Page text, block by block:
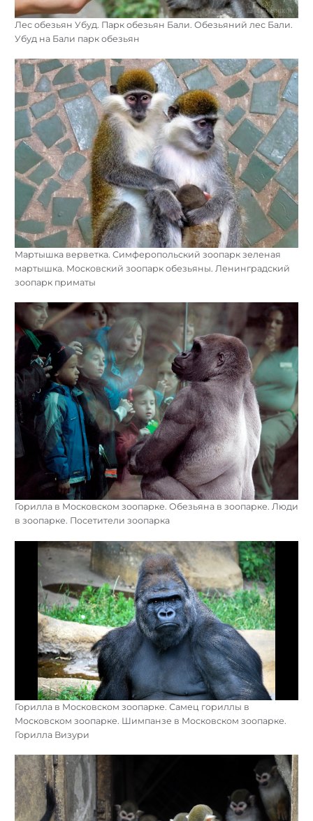
Лес обезьян Убуд. Парк обезьян Бали. Обезьяний лес Бали.
Убуд на Бали парк обезьян
Мартышка верветка. Симферопольский зоопарк зеленая
мартышка. Московский зоопарк обезьяны. Ленинградский
зоопарк приматы
Горилла в Московском зоопарке. Обезьяна в зоопарке. Люди
в зоопарке. Посетители зоопарка
Горилла в Московском зоопарке. Самец гориллы в
Московском зоопарке. Шимпанзе в Московском зоопарке.
Горилла Визури